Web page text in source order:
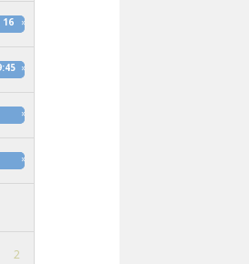
16 Jan 2025 - 10:15am
»
»
»
»
2